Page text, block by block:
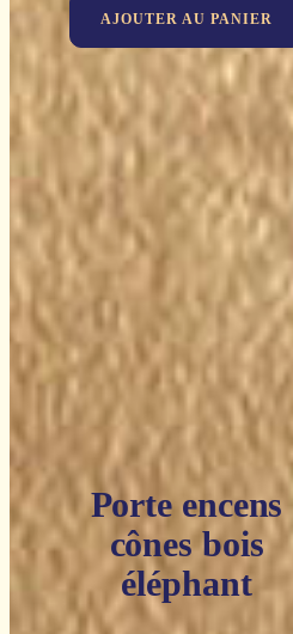
AJOUTER AU PANIER
Porte encens
cônes bois
éléphant